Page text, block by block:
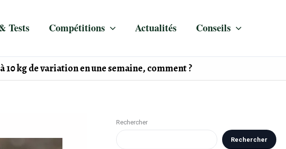
Tests Compétitions Actualités Conseils
10 kg de variation en une semaine, comment ?
Rechercher
Rechercher